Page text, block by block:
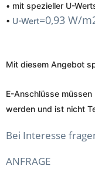
• mit spezieller U-
• U-Wert=0,93 W/
Mit diesem Angebot
E-Anschlüsse
werden und ist nicht
Bei Interesse
ANFRAGE